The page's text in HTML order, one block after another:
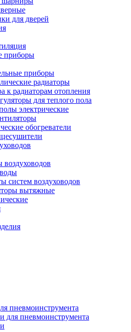
для дверей
приборы
приборы
радиаторы
к радиаторам отопления
для теплого пола
электрические
обогреватели
систем воздуховодов
вытяжные
пневмоинструмента
для пневмоинструмента